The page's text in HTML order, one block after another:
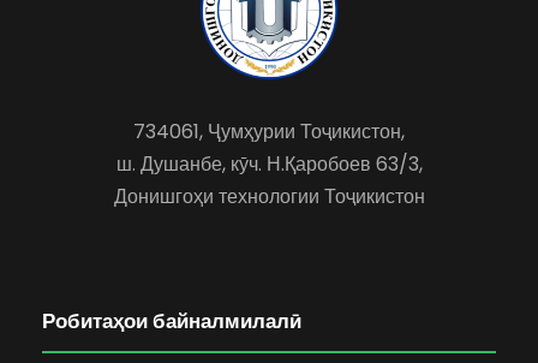
734061, Ҷумҳурии Тоҷикистон,
ш. Душанбе, кӯч. Н.Қаробоев 63/3,
Донишгоҳи технологии Тоҷикистон
Робитаҳои байналмилалӣ